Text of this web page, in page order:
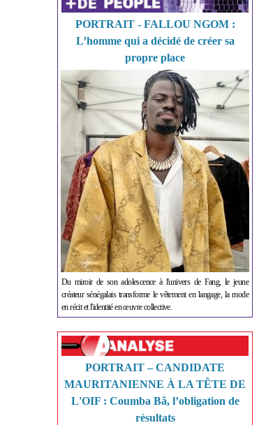
PORTRAIT - FALLOU NGOM :
L’homme qui a décidé de créer sa
propre place
Du miroir de son adolescence à l'univers de Fang, le jeune
créateur sénégalais transforme le vêtement en langage, la mode
en récit et l'identité en œuvre collective.
PORTRAIT – CANDIDATE
MAURITANIENNE À LA TÊTE DE
L'OIF : Coumba Bâ, l’obligation de
résultats